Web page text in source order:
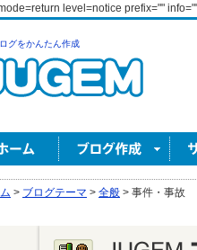
level=notice prefix=""
グをかんたん作成
> ブログテーマ > 全般 > 事件・事故